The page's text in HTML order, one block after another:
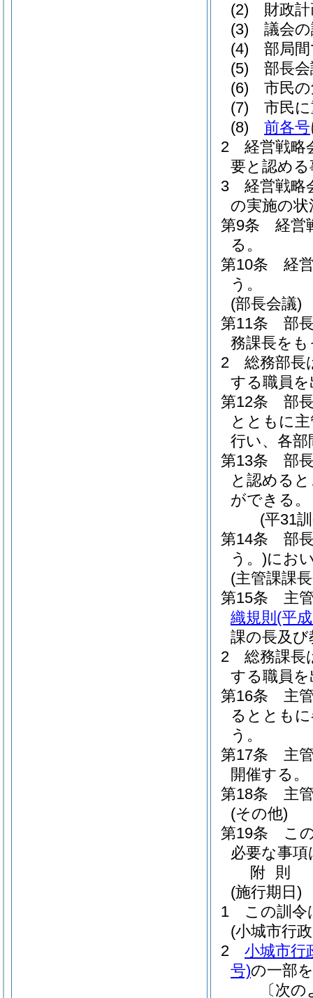
(2)
財政
(3)
議会
(4)
部局
(5)
部長
(6)
市民
(7)
市民
(8)
前各号
2
経営戦略
要と認め
3
経営戦略
の実施の
第9条
経営
る。
第10条
経
う。
(部長会議)
第11条
部
務課長を
2
総務部長
する職員
第12条
部
とともに
行い、各
第13条
部
と認める
ができる。
(平31
第14条
部
う。)にお
(主管課課
第15条
主
織規則 (平
課の長及
2
総務課長
する職員
第16条
主
るととも
う。
第17条
主
開催する。
第18条
主
(その他)
第19条
こ
必要な事
附 則
(施行期日)
1
この訓令
(小城市行
2
小城市行
号)の一部
〔次